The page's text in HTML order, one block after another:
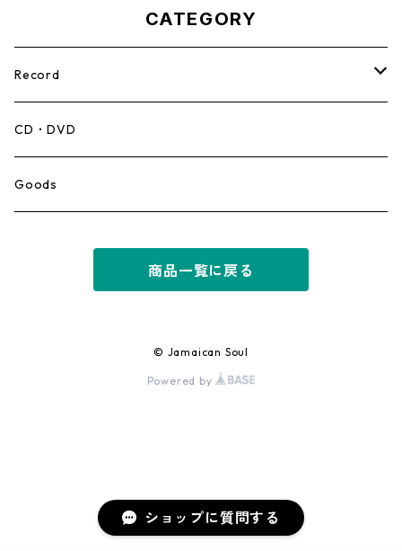
ショップに質問する
CATEGORY
Record
Mento,Calypso,Ballad
Ska
Early Dancehall
CD・DVD
Goods
商品一覧に戻る
© Jamaican Soul
Powered by